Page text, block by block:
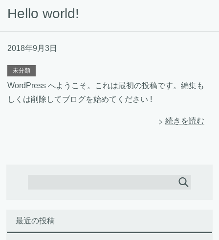
Hello world!
2018年9月3日
未分類
WordPress へようこそ。これは最初の投稿です。編集も
しくは削除してブログを始めてください !
続きを読む
最近の投稿